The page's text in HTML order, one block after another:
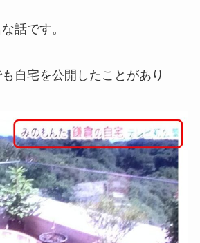
話です。
自宅を公開したことがあり